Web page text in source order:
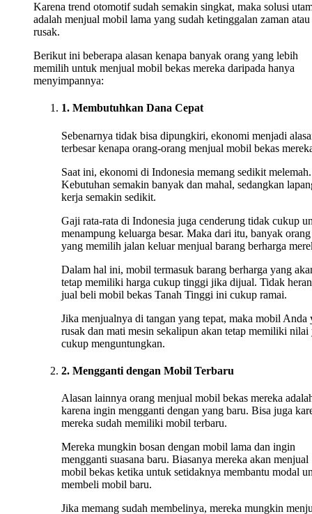
Karena trend otomotif sudah semakin singkat, maka solusi
adalah menjual mobil lama yang sudah ketinggalan zaman atau
rusak.
Berikut ini beberapa alasan kenapa banyak orang yang lebih
memilih untuk menjual mobil bekas mereka daripada hanya
menyimpannya:
1. Membutuhkan Dana Cepat
Sebenarnya tidak bisa dipungkiri, ekonomi menjadi
terbesar kenapa orang-orang menjual mobil bekas
Saat ini, ekonomi di Indonesia memang sedikit melemah.
Kebutuhan semakin banyak dan mahal, sedangkan
kerja semakin sedikit.
Gaji rata-rata di Indonesia juga cenderung tidak cukup
menampung keluarga besar. Maka dari itu, banyak orang
yang memilih jalan keluar menjual barang berharga
Dalam hal ini, mobil termasuk barang berharga yang
tetap memiliki harga cukup tinggi jika dijual. Tidak
jual beli mobil bekas Tanah Tinggi ini cukup ramai.
Jika menjualnya di tangan yang tepat, maka mobil Anda
rusak dan mati mesin sekalipun akan tetap memiliki nilai
cukup menguntungkan.
2. Mengganti dengan Mobil Terbaru
Alasan lainnya orang menjual mobil bekas mereka
karena ingin mengganti dengan yang baru. Bisa juga
mereka sudah memiliki mobil terbaru.
Mereka mungkin bosan dengan mobil lama dan ingin
mengganti suasana baru. Biasanya mereka akan menjual
mobil bekas ketika untuk setidaknya membantu modal
membeli mobil baru.
Jika memang sudah membelinya, mereka mungkin